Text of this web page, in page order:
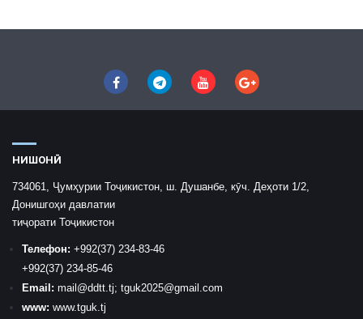
НИШОНӢ
734061, Ҷумҳурии Тоҷикистон, ш. Душанбе, кӯч. Деҳоти 1/2,
Донишгоҳи давлатии
тиҷорати Тоҷикистон
Телефон: +992(37) 234-83-46
+992(37) 234-85-46
Email: mail @ddtt.tj; tguk2025@gmail.com
www: www.tguk.tj